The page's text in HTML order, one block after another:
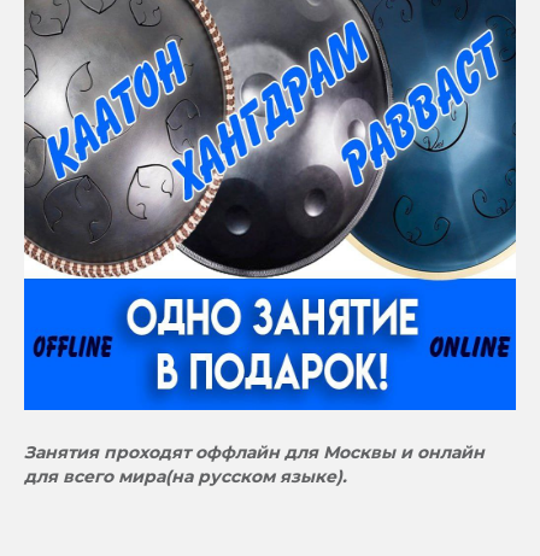
Занятия проходят оффлайн для Москвы и онлайн
для всего мира(на русском языке).